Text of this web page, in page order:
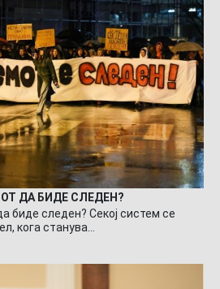
ДА БИДЕ СЛЕДЕН?
биде следен? Секој систем се
кога станува…